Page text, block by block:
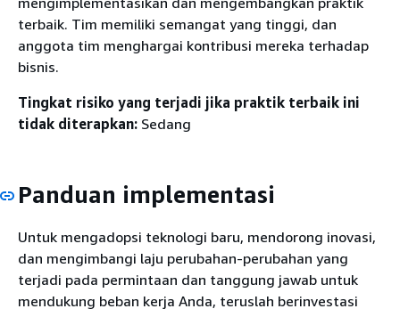
terbaik. Tim memiliki semangat yang tinggi, dan
anggota tim menghargai kontribusi mereka terhadap
bisnis.
Tingkat risiko yang terjadi jika praktik terbaik ini
tidak diterapkan: Sedang
Panduan implementasi
Untuk mengadopsi teknologi baru, mendorong inovasi,
dan mengimbangi laju perubahan-perubahan yang
terjadi pada permintaan dan tanggung jawab untuk
mendukung beban kerja Anda, teruslah berinvestasi